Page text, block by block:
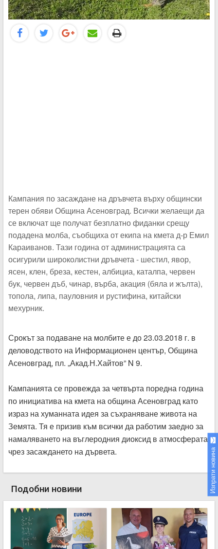
Кампания по засаждане на дръвчета върху общински
терен обяви Община Асеновград. Всички желаещи да
се включат ще получат безплатно фиданки срещу
подадена молба, съобщиха от екипа на кмета д-р Емил
Караиванов. Тази година от администрацията са
осигурили широколистни дръвчета - шестил, явор,
ясен, клен, бреза, кестен, албициа, каталпа, червен
бук, червен дъб, чинар, върба, акация (бяла и жълта),
топола, липа, пауловния и рустифина, китайски
мехурник.
Срокът за подаване на молбите е до 23.03.2018 г. в
деловодството на Информационен център, Община
Асеновград, пл. „Акад.Н.Хайтов” N 9.
Кампанията се провежда за четвърта поредна година
по инициатива на кмета на община Асеновград като
израз на хуманната идея за съхраняване живота на
Земята. Тя е призив към всички да работим заедно за
намаляването на въглеродния диоксид в атмосферата
чрез засаждането на дървета.
Подобни новини Изпрати новина